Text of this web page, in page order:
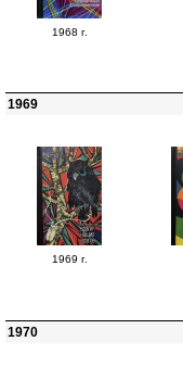
1968 г.
1969
1969 г.
1970